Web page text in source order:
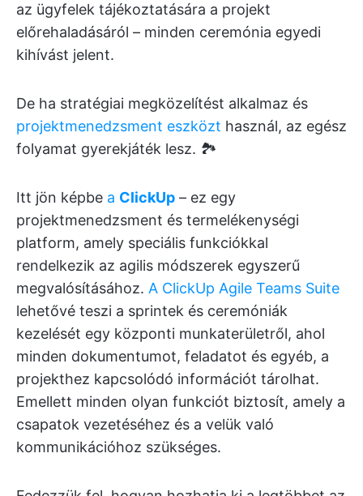
az ügyfelek tájékoztatására a projekt
előrehaladásáról – minden ceremónia egyedi
kihívást jelent.
De ha stratégiai megközelítést alkalmaz és
projektmenedzsment eszközt használ, az egész
folyamat gyerekjáték lesz. 🏞️
Itt jön képbe a ClickUp – ez egy
projektmenedzsment és termelékenységi
platform, amely speciális funkciókkal
rendelkezik az agilis módszerek egyszerű
megvalósításához. A ClickUp Agile Teams Suite
lehetővé teszi a sprintek és ceremóniák
kezelését egy központi munkaterületről, ahol
minden dokumentumot, feladatot és egyéb, a
projekthez kapcsolódó információt tárolhat.
Emellett minden olyan funkciót biztosít, amely a
csapatok vezetéséhez és a velük való
kommunikációhoz szükséges.